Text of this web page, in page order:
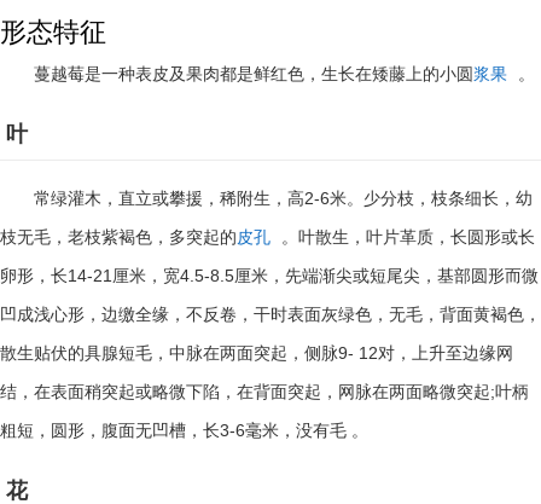
形态特征
蔓越莓是一种表皮及果肉都是鲜红色，生长在矮藤上的小圆 浆果 。
叶
常绿灌木，直立或攀援，稀附生，高2-6米。少分枝，枝条细长，幼
枝无毛，老枝紫褐色，多突起的皮孔 。叶散生，叶片革质，长圆形或长
卵形，长14-21 厘米，宽4.5-8.5厘米，先端渐尖或短尾尖，基部圆形而微
凹成浅心形，边缴全缘，不反卷，干时表面灰绿色，无毛，背面黄褐色，
散生贴伏的具腺短毛，中脉在两面突起，侧脉9- 12对，上升至边缘网
结，在表面稍突起或略微下陷，在背面突起，网脉在两面略微突起;叶柄
粗短，圆形，腹面无凹槽，长3-6毫米，没有毛 。
花